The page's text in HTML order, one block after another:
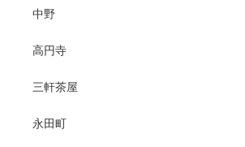
中野
高円寺
三軒茶屋
永田町